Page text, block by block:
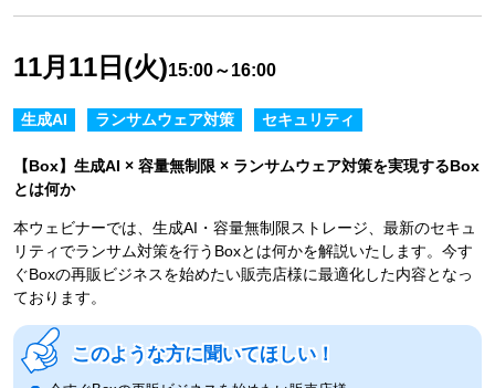
11月11日(火)15:00～16:00
生成AI ランサムウェア対策 セキュリティ
【Box】生成AI × 容量無制限 × ランサムウェア対策を実現するBox
とは何か
本ウェビナーでは、生成AI・容量無制限ストレージ、最新のセキュ
リティでランサム対策を行うBoxとは何かを解説いたします。今す
ぐBoxの再販ビジネスを始めたい販売店様に最適化した内容となっ
ております。
このような方に聞いてほしい！